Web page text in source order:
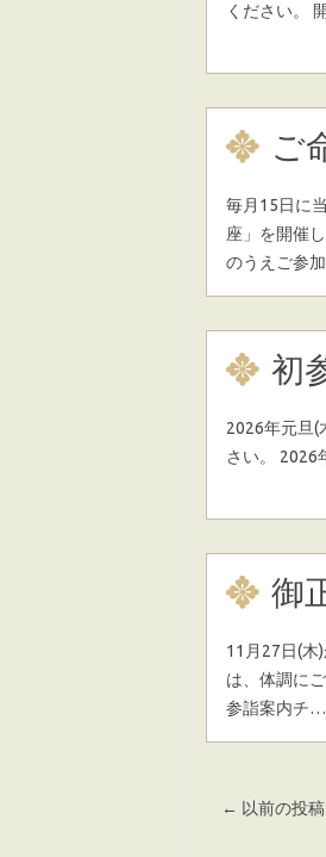
ください。
ご
毎月15日に
座」を開催
のうえご参
初
2026年元旦(
さい。 2026
御
11月27日(木
は、体調に
参詣案内チ…
Post navigation
← 以前の投稿